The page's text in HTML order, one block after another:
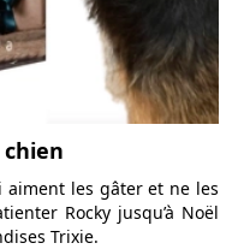
chien
aiment les gâter et ne les
Rocky jusqu’à Noël
Trixie.